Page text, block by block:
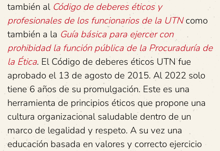
también al Código de deberes éticos y
profesionales de los funcionarios de la UTNcomo
también a la Guía básica para ejercer con
prohibidad la función pública de la Procuraduría de
la Ética. El Código de deberes éticos UTN fue
aprobado el 13 de agosto de 2015. Al 2022 solo
tiene 6 años de su promulgación. Este es una
herramienta de principios éticos que propone una
cultura organizacional saludable dentro de un
marco de legalidad y respeto. A su vez una
educación basada en valores y correcto ejercicio